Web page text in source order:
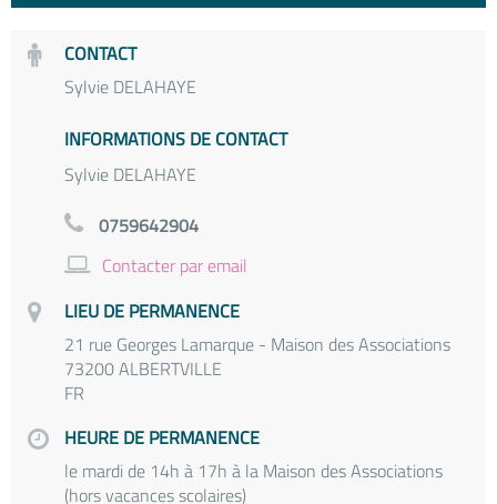
CONTACT
Sylvie DELAHAYE
INFORMATIONS DE CONTACT
Sylvie DELAHAYE
0759642904
Contacter par email
LIEU DE PERMANENCE
21 rue Georges Lamarque - Maison des Associations
73200 ALBERTVILLE
FR
HEURE DE PERMANENCE
le mardi de 14h à 17h à la Maison des Associations
(hors vacances scolaires)